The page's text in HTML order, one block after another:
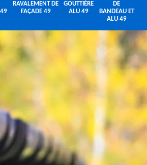
RAVALEMENT DE
FAÇADE 49
GOUTTIÈRE
ALU 49
DE
BANDEAU ET
ALU 49